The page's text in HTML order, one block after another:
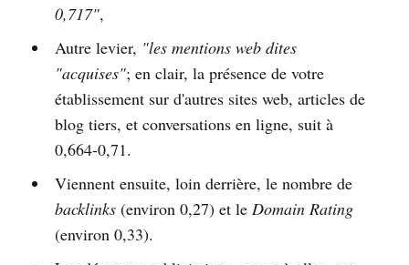
0,717",
Autre levier, "les mentions web dites
"acquises"; en clair, la présence de votre
établissement sur d'autres sites web, articles de
blog tiers, et conversations en ligne, suit à
0,664-0,71.
Viennent ensuite, loin derrière, le nombre de
backlinks(environ 0,27) et le Domain Rating
(environ 0,33).